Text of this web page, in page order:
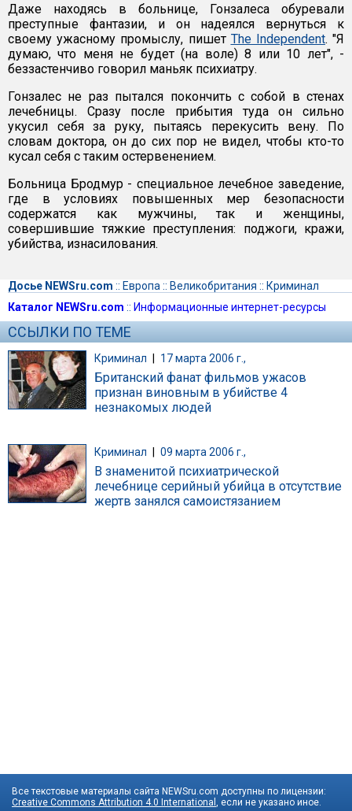
Даже находясь в больнице, Гонзалеса обуревали
преступные фантазии, и он надеялся вернуться к
своему ужасному промыслу, пишет The Independent. "Я
думаю, что меня не будет (на воле) 8 или 10 лет", -
беззастенчиво говорил маньяк психиатру.
Гонзалес не раз пытался покончить с собой в стенах
лечебницы. Сразу после прибытия туда он сильно
укусил себя за руку, пытаясь перекусить вену. По
словам доктора, он до сих пор не видел, чтобы кто-то
кусал себя с таким остервенением.
Больница Бродмур - специальное лечебное заведение,
где в условиях повышенных мер безопасности
содержатся как мужчины, так и женщины,
совершившие тяжкие преступления: поджоги, кражи,
убийства, изнасилования.
Досье NEWSru.com :: Европа :: Великобритания :: Криминал
Каталог NEWSru.com :: Информационные интернет-ресурсы
ССЫЛКИ ПО ТЕМЕ
Криминал | 17 марта 2006 г.,
Британский фанат фильмов ужасов
признан виновным в убийстве 4
незнакомых людей
Криминал 09 марта 2006 г.,
В знаменитой психиатрической
лечебнице серийный убийца в отсутствие
жертв занялся самоистязанием
Все текстовые материалы сайта NEWSru.com доступны по лицензии:
Creative Commons Attribution 4.0 International , если не указано иное.